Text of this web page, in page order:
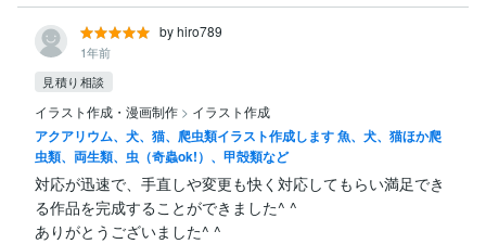
by hiro789
1年前
見積り相談
イラスト作成・漫画制作 > イラスト作成
アクアリウム、犬、猫、爬虫類イラスト作成します 魚、犬、猫ほか爬
虫類、両生類、虫（奇蟲ok!）、甲殻類など
対応が迅速で、手直しや変更も快く対応してもらい満足でき
る作品を完成することができました^ ^
ありがとうございました^ ^